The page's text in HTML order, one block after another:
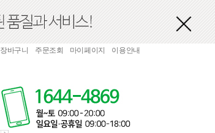
장바구니 주문조회 마이페이지 이용안내